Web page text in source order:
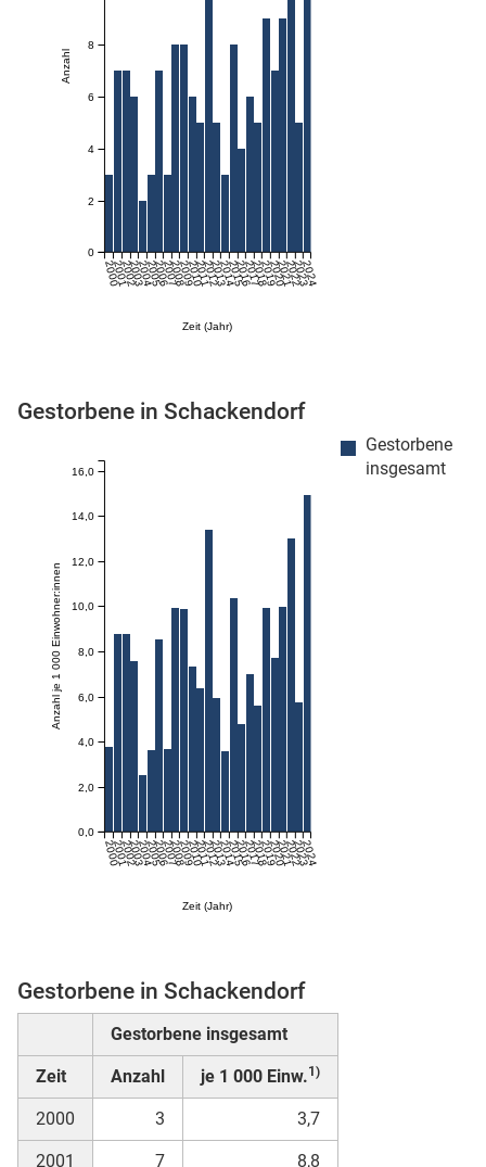
Zeit (Jahr)
200020012002200320042005200620072008200920102011201220132014201520162017201820192020202120222023
2024
Anzahl
0
2
4
6
8
Gestorbene in Schackendorf
Gestorbene
insgesamt
Zeit (Jahr)
200020012002200320042005200620072008200920102011201220132014201520162017201820192020202120222023
2024
Anzahl je 1 000 Einwohner:innen
0,0
2,0
4,0
6,0
8,0
10,0
12,0
14,0
16,0
Gestorbene in Schackendorf
Gestorbene insgesamt
Zeit Anzahl je 1 000 Einw.1)
2000 3 3,7
2001 7 8,8